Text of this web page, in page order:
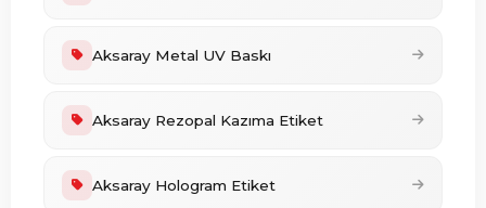
Aksaray Metal UV Baskı
Aksaray Rezopal Kazıma Etiket
Aksaray Hologram Etiket